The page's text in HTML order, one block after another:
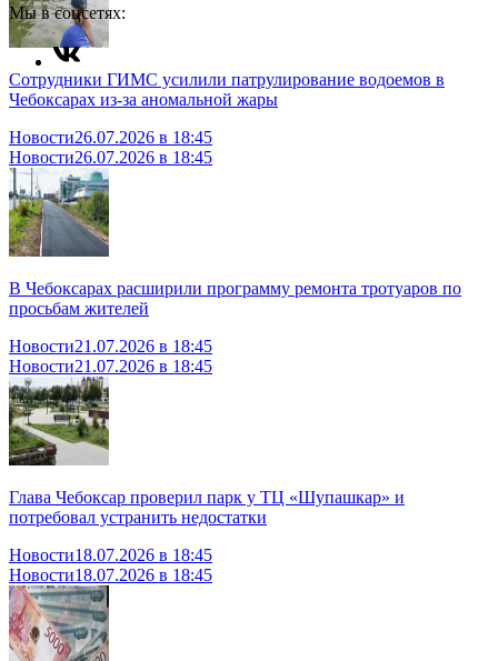
Мы в соцсетях:
Сотрудники ГИМС усилили патрулирование водоемов в
Чебоксарах из-за аномальной жары
Новости26.07.2026 в 18:45
Новости26.07.2026 в 18:45
В Чебоксарах расширили программу ремонта тротуаров по
просьбам жителей
Новости21.07.2026 в 18:45
Новости21.07.2026 в 18:45
Глава Чебоксар проверил парк у ТЦ «Шупашкар» и
потребовал устранить недостатки
Новости18.07.2026 в 18:45
Новости18.07.2026 в 18:45